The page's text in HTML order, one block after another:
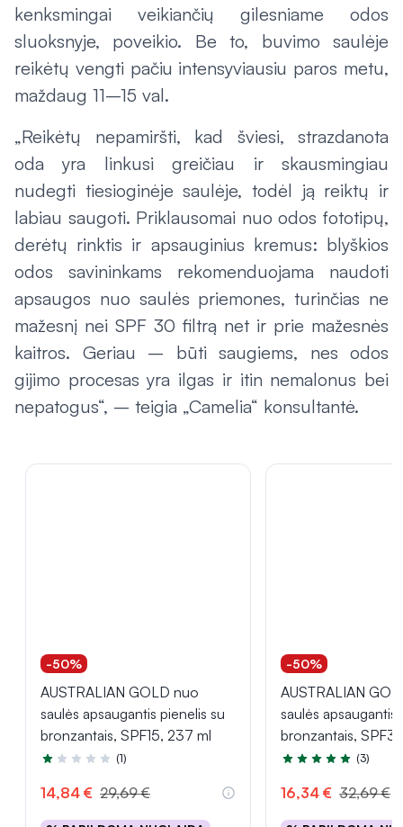
kenksmingai veikiančių gilesniame odos
sluoksnyje, poveikio. Be to, buvimo saulėje
reikėtų vengti pačiu intensyviausiu paros metu,
maždaug 11–15 val.
„Reikėtų nepamiršti, kad šviesi, strazdanota
oda yra linkusi greičiau ir skausmingiau
nudegti tiesioginėje saulėje, todėl ją reiktų ir
labiau saugoti. Priklausomai nuo odos fototipų,
derėtų rinktis ir apsauginius kremus: blyškios
odos savininkams rekomenduojama naudoti
apsaugos nuo saulės priemones, turinčias ne
mažesnį nei SPF 30 filtrą net ir prie mažesnės
kaitros. Geriau – būti saugiems, nes odos
gijimo procesas yra ilgas ir itin nemalonus bei
nepatogus“, – teigia „Camelia“ konsultantė.
-50%
AUSTRALIAN GOLD nuo
saulės apsaugantis pienelis su
bronzantais, SPF15, 237 ml
Įvertinimas 1.0 iš 5
(1)
14,84 € 29,69 €
-50%
AUSTRALIAN
saulės apsaugantis
bronzantais,
Įvertinimas 5.0 iš 5
(3)
16,34 € 32,69 €